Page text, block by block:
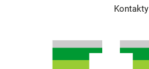
Kontakty